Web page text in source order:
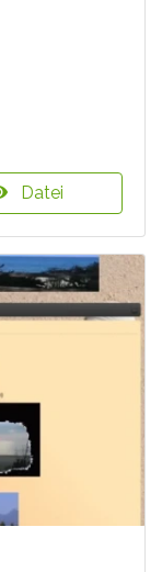
Datei